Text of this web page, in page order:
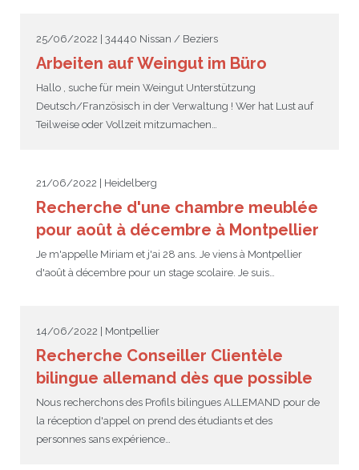
Anmeldung für deutsche Klassen
Actualités
25/06/2022 | 34440 Nissan / Beziers
Arbeiten auf Weingut im Büro
Hallo , suche für mein Weingut Unterstützung
Deutsch/Französisch in der Verwaltung ! Wer hat Lust auf
Teilweise oder Vollzeit mitzumachen…
21/06/2022 | Heidelberg
Recherche d'une chambre meublée
pour août à décembre à Montpellier
Je m'appelle Miriam et j'ai 28 ans. Je viens à Montpellier
d'août à décembre pour un stage scolaire. Je suis…
14/06/2022 | Montpellier
Recherche Conseiller Clientèle
bilingue allemand dès que possible
Nous recherchons des Profils bilingues ALLEMAND pour de
la réception d'appel on prend des étudiants et des
personnes sans expérience…